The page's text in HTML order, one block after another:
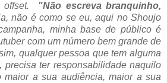
offset. "Não escreva branquinho,
não é como se eu, aqui no Shoujo
minha base de público é
com um número bem grande de
qualquer pessoa que tem alguma
precisa ter responsabilidade naquilo
a sua audiência, maior a sua